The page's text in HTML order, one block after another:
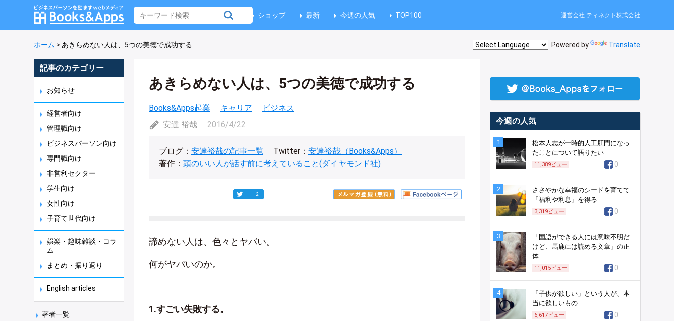
ショップ 最新 今週の人気 TOP100 運営会社 ティネクト株式会社
ホーム > あきらめない人は、5つの美徳で成功する Powered by Translate
記事のカテゴリー
お知らせ
経営者向け
管理職向け
ビジネスパーソン向け
専門職向け
非営利セクター
学生向け
女性向け
子育て世代向け
娯楽・趣味雑談・コラ
ム
まとめ・振り返り
English articles
著者一覧
あきらめない人は、5つの美徳で成功する
Books&Apps起業 キャリア
ビジネス
安達 裕哉
2016/4/22
ブログ： 安達裕哉の記事一覧 Twitter： 安達裕哉（Books&Apps）
著作： 頭のいい人が話す前に考えていること(ダイヤモンド社)
2
諦めない人は、色々とヤバい。
何がヤバいのか。
1.すごい失敗する。
今週の人気
1
松本人志が一時的人工肛門になっ
たことについて語りたい
11,389ビュー 0
2
ささやかな幸福のシードを育てて
「福利や利息」を得る
3,319ビュー 0
3
「国語ができる人には意味不明だ
けど、馬鹿には読める文章」の正
体
11,015ビュー 0
4
「子供が欲しい」という人が、本
当に欲しいもの
6,617ビュー 0